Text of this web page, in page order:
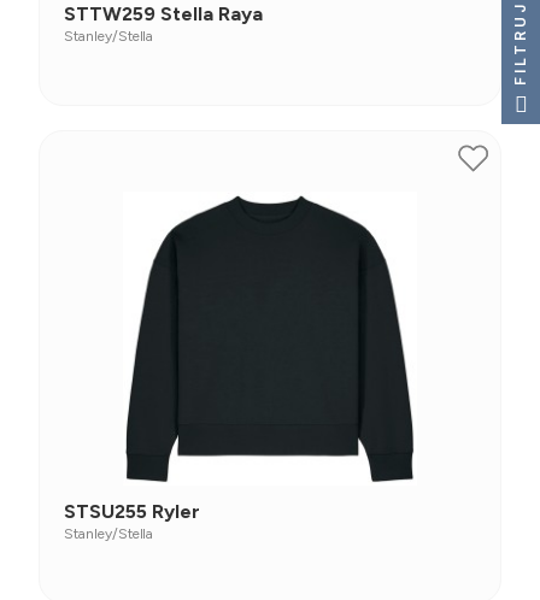
STTW259 Stella Raya
Stanley/Stella
STSU255 Ryler
Stanley/Stella
FILTRUJ